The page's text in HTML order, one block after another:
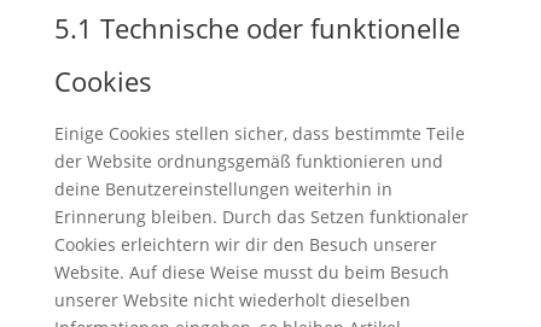
5.1 Technische oder funktionelle
Cookies
Einige Cookies stellen sicher, dass bestimmte Teile
der Website ordnungsgemäß funktionieren und
deine Benutzereinstellungen weiterhin in
Erinnerung bleiben. Durch das Setzen funktionaler
Cookies erleichtern wir dir den Besuch unserer
Website. Auf diese Weise musst du beim Besuch
unserer Website nicht wiederholt dieselben